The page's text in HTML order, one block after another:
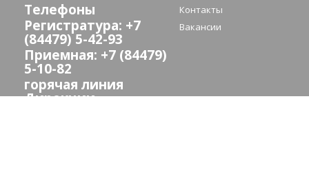
Телефоны
Регистратура: +7
(84479) 5-42-93
Приемная: +7 (84479)
5-10-82
горячая линия
Дирекции
Контакты
Вакансии